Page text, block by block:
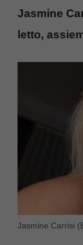
Jasmine
letto,
Jasmine Carrisi